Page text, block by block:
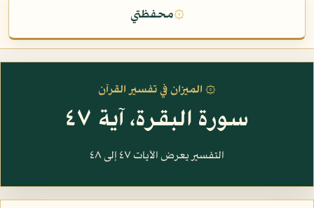
۞محفظتي
۞ الميزان في تفسير القرآن
سورة البقرة، آية ٤٧
التفسير يعرض الآيات ٤٧ إلى ٤٨